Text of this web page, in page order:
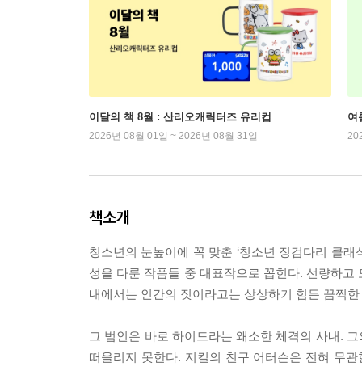
이달의 책 8월 : 산리오캐릭터즈 유리컵
2026년 08월 01일 ~ 2026년 08월 31일
여
책소개
청소년의 눈높이에 꼭 맞춘 ‘청소년 징검다리 클
성을 다룬 작품들 중 대표작으로 꼽힌다. 선량하
내에서는 인간의 짓이라고는 상상하기 힘든 끔찍
그 범인은 바로 하이드라는 왜소한 체격의 사내.
떠올리지 못한다. 지킬의 친구 어터슨은 전혀 무